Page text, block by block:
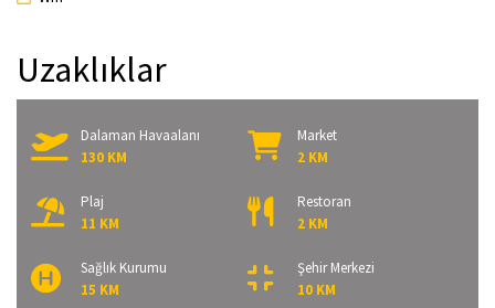
Uzaklıklar
Dalaman Havaalanı
130 KM
Market
2 KM
Plaj
11 KM
Restoran
2 KM
Sağlık Kurumu
15 KM
Şehir Merkezi
10 KM